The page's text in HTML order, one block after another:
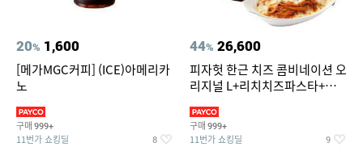
20% 1,600
[메가MGC커피] (ICE)아메리카
노
구매 999+
11번가 쇼킹딜 8
44% 26,600
피자헛 한근 치즈 콤비네이션 오
리지널 L+리치치즈파스타+콜
구매 999+
11번가 쇼킹딜 9